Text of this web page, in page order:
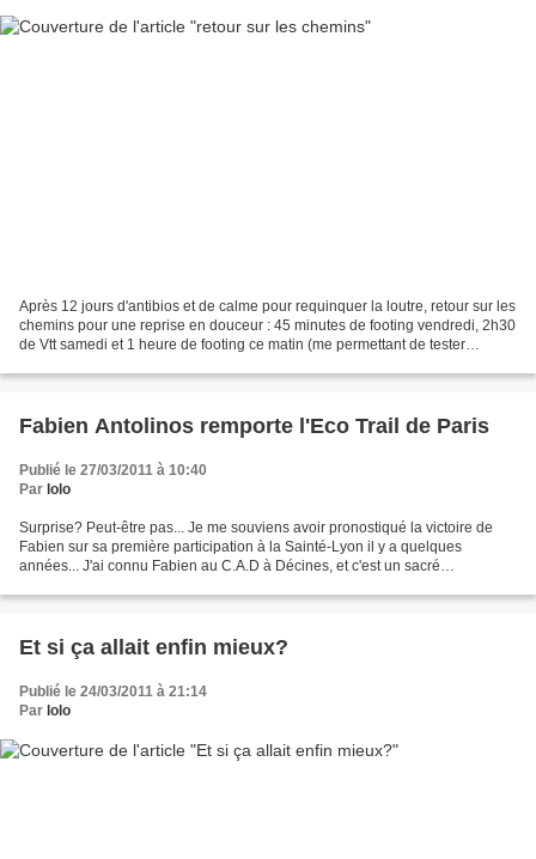
Après 12 jours d'antibios et de calme pour requinquer la loutre, retour sur les
chemins pour une reprise en douceur : 45 minutes de footing vendredi, 2h30
de Vtt samedi et 1 heure de footing ce matin (me permettant de tester
Fabien Antolinos remporte l'Eco Trail de Paris
Publié le 27/03/2011 à 10:40
Par lolo
Surprise? Peut-être pas... Je me souviens avoir pronostiqué la victoire de
Fabien sur sa première participation à la Sainté-Lyon il y a quelques
années... J'ai connu Fabien au C.A.D à Décines, et c'est un sacré
Et si ça allait enfin mieux?
Publié le 24/03/2011 à 21:14
Par lolo